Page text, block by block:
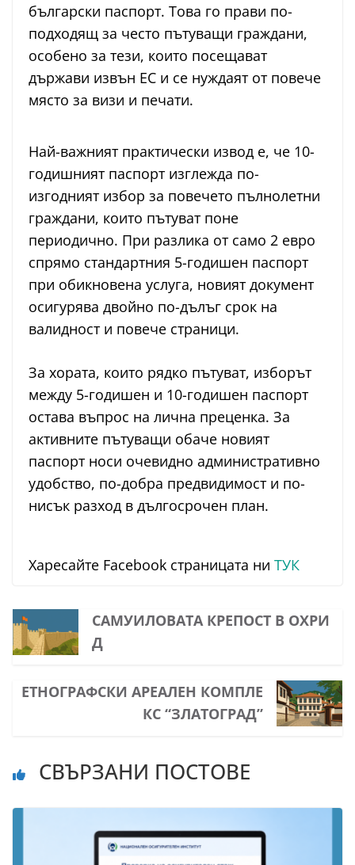
български паспорт. Това го прави по-
подходящ за често пътуващи граждани,
особено за тези, които посещават
държави извън ЕС и се нуждаят от повече
място за визи и печати.
Най-важният практически извод е, че 10-
годишният паспорт изглежда по-
изгодният избор за повечето пълнолетни
граждани, които пътуват поне
периодично. При разлика от само 2 евро
спрямо стандартния 5-годишен паспорт
при обикновена услуга, новият документ
осигурява двойно по-дълъг срок на
валидност и повече страници.
За хората, които рядко пътуват, изборът
между 5-годишен и 10-годишен паспорт
остава въпрос на лична преценка. За
активните пътуващи обаче новият
паспорт носи очевидно административно
удобство, по-добра предвидимост и по-
нисък разход в дългосрочен план.
Харесайте Facebook страницата ни ТУК
САМУИЛОВАТА КРЕПОСТ В ОХРИ
Д
ЕТНОГРАФСКИ АРЕАЛЕН КОМПЛЕ
КС “ЗЛАТОГРАД”
СВЪРЗАНИ ПОСТОВЕ